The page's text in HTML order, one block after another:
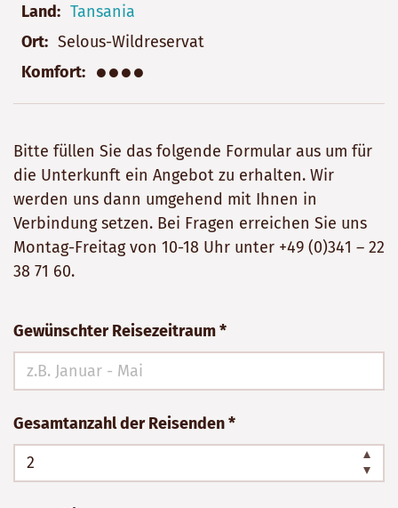
Land
Tansania
Ort
Selous-Wildreservat
Komfort
●●●●
Bitte füllen Sie das folgende Formular aus um für
die Unterkunft ein Angebot zu erhalten. Wir
werden uns dann umgehend mit Ihnen in
Verbindung setzen. Bei Fragen erreichen Sie uns
Montag-Freitag von 10-18 Uhr unter +49 (0)341 – 22
38 71 60.
Bitte
nicht
ausfüllen!
Gewünschter Reisezeitraum *
Gesamtanzahl der Reisenden *